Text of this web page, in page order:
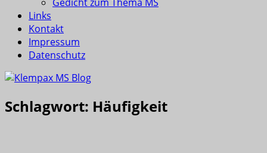
Links
Kontakt
Impressum
Datenschutz
Schlagwort: Häufigkeit